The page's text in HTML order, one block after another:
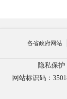
各省政府网站
隐私保护
网站标识码：